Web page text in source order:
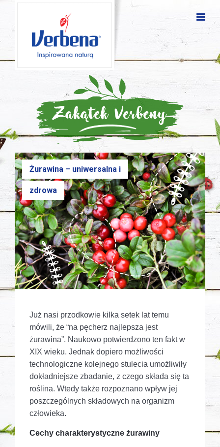
Żurawina – uniwersalna i
zdrowa
Już nasi przodkowie kilka setek lat temu
mówili, że “na pęcherz najlepsza jest
żurawina”. Naukowo potwierdzono ten fakt w
XIX wieku. Jednak dopiero możliwości
technologiczne kolejnego stulecia umożliwiły
dokładniejsze zbadanie, z czego składa się ta
roślina. Wtedy także rozpoznano wpływ jej
poszczególnych składowych na organizm
człowieka.
Cechy charakterystyczne żurawiny